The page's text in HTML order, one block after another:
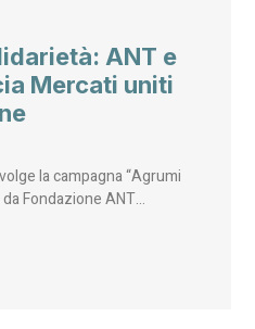
ANT e
Mercati uniti
la campagna “Agrumi
Fondazione ANT…